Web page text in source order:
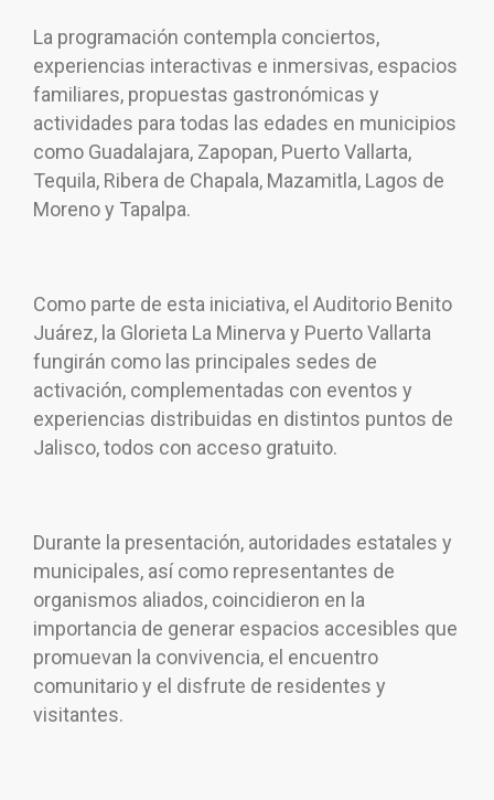
La programación contempla conciertos,
experiencias interactivas e inmersivas, espacios
familiares, propuestas gastronómicas y
actividades para todas las edades en municipios
como Guadalajara, Zapopan, Puerto Vallarta,
Tequila, Ribera de Chapala, Mazamitla, Lagos de
Moreno y Tapalpa.
Como parte de esta iniciativa, el Auditorio Benito
Juárez, la Glorieta La Minerva y Puerto Vallarta
fungirán como las principales sedes de
activación, complementadas con eventos y
experiencias distribuidas en distintos puntos de
Jalisco, todos con acceso gratuito.
Durante la presentación, autoridades estatales y
municipales, así como representantes de
organismos aliados, coincidieron en la
importancia de generar espacios accesibles que
promuevan la convivencia, el encuentro
comunitario y el disfrute de residentes y
visitantes.